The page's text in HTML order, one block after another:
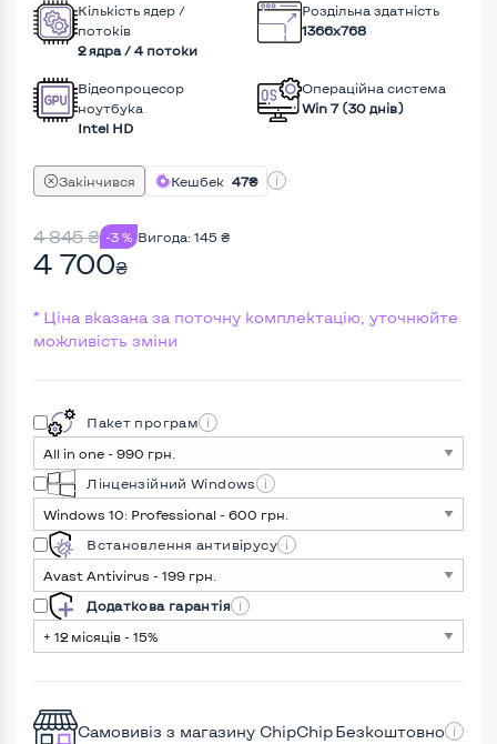
Кількість ядер /
потоків
2 ядра / 4 потоки
Роздільна здатність
1366x768
Відеопроцесор
ноутбука
Intel HD
Операційна система
Win 7 (30 днів)
Закінчився Кешбек 47₴
4 845₴ -3 % Вигода: 145 ₴
4 700₴
* Ціна вказана за поточну комплектацію, уточнюйте
можливість зміни
Пакет програм
Лінцензійний Windows
Встановлення антивірусу
Додаткова гарантія
Самовивіз з магазину ChipChipБезкоштовно